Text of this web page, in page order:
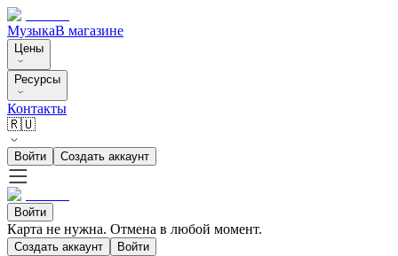
МузыкаВ магазине
Цены
Ресурсы
Контакты
🇷🇺
Войти Создать аккаунт
Войти
Карта не нужна. Отмена в любой момент.
Создать аккаунт Войти